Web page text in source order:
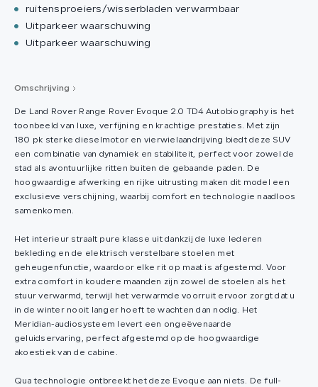
ruitensproeiers/wisserbladen verwarmbaar
Uitparkeer waarschuwing
Uitparkeer waarschuwing
Omschrijving
De Land Rover Range Rover Evoque 2.0 TD4 Autobiography is het
toonbeeld van luxe, verfijning en krachtige prestaties. Met zijn
180 pk sterke dieselmotor en vierwielaandrijving biedt deze SUV
een combinatie van dynamiek en stabiliteit, perfect voor zowel de
stad als avontuurlijke ritten buiten de gebaande paden. De
hoogwaardige afwerking en rijke uitrusting maken dit model een
exclusieve verschijning, waarbij comfort en technologie naadloos
samenkomen.
Het interieur straalt pure klasse uit dankzij de luxe lederen
bekleding en de elektrisch verstelbare stoelen met
geheugenfunctie, waardoor elke rit op maat is afgestemd. Voor
extra comfort in koudere maanden zijn zowel de stoelen als het
stuur verwarmd, terwijl het verwarmde voorruit ervoor zorgt dat u
in de winter nooit langer hoeft te wachten dan nodig. Het
Meridian-audiosysteem levert een ongeëvenaarde
geluidservaring, perfect afgestemd op de hoogwaardige
akoestiek van de cabine.
Qua technologie ontbreekt het deze Evoque aan niets. De full-